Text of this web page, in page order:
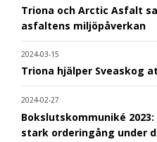
Triona och Arctic Asfalt
asfaltens miljöpåverkan
2024-03-15
Triona hjälper Sveaskog
2024-02-27
Bokslutskommuniké
stark orderingång under